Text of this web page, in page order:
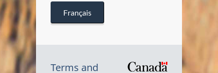
Français
Terms and